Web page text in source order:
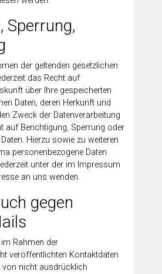
Sperrung,
der geltenden gesetzlichen
das Recht auf
über Ihre gespeicherten
Daten, deren Herkunft und
Zweck der Datenverarbeitung
auf Berichtigung, Sperrung oder
Hierzu sowie zu weiteren
personenbezogene Daten
unter der im Impressum
an uns wenden.
gegen
Rahmen der
veröffentlichten Kontaktdaten
von nicht ausdrücklich